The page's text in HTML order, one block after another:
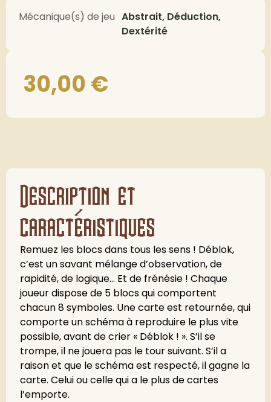
Mécanique(s) de jeu Abstrait, Déduction,
Dextérité
30,00€
Description et
caractéristiques
Remuez les blocs dans tous les sens ! Déblok,
c’est un savant mélange d’observation, de
rapidité, de logique… Et de frénésie ! Chaque
joueur dispose de 5 blocs qui comportent
chacun 8 symboles. Une carte est retournée, qui
comporte un schéma à reproduire le plus vite
possible, avant de crier « Déblok ! ». S’il se
trompe, il ne jouera pas le tour suivant. S’il a
raison et que le schéma est respecté, il gagne la
carte. Celui ou celle qui a le plus de cartes
l’emporte.